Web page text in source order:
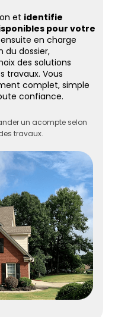
et identifie
pour votre
en charge
du dossier,
des solutions
travaux. Vous
complet, simple
confiance.
un acompte selon
travaux.